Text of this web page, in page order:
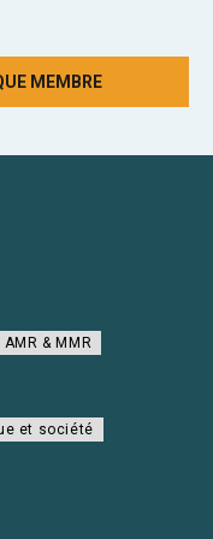
MEMBRE
AMR & MMR
et société